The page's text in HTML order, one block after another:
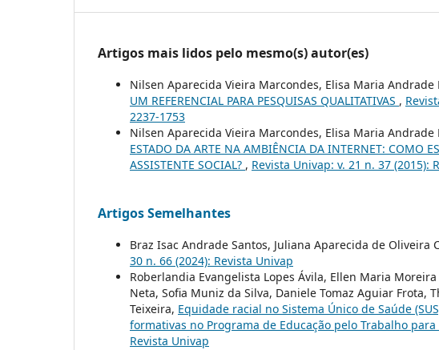
Artigos mais lidos pelo mesmo(s) autor(es)
Nilsen Aparecida Vieira Marcondes, Elisa Maria Andrade
UM REFERENCIAL PARA PESQUISAS QUALITATIVAS ,
2237-1753
Nilsen Aparecida Vieira Marcondes, Elisa Maria
ESTADO DA ARTE NA AMBIÊNCIA DA INTERNET: COMO
ASSISTENTE SOCIAL? , Revista Univap: v. 21 n. 37 (2015):
Artigos Semelhantes
Braz Isac Andrade Santos, Juliana Aparecida de Oliveira
30 n. 66 (2024): Revista Univap
Roberlandia Evangelista Lopes Ávila, Ellen Maria
Neta, Sofia Muniz da Silva, Daniele Tomaz Aguiar Frota,
Teixeira, Equidade racial no Sistema Único de Saúde
formativas no Programa de Educação pelo Trabalho para
Revista Univap